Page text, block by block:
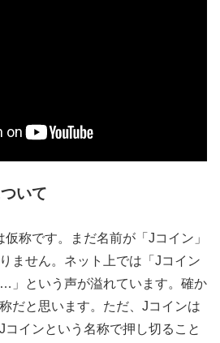
いて
称です。まだ名前が「Jコイン」
ません。ネット上では「Jコイン
」という声が溢れています。確か
だと思います。ただ、Jコインは
インという名称で押し切ること